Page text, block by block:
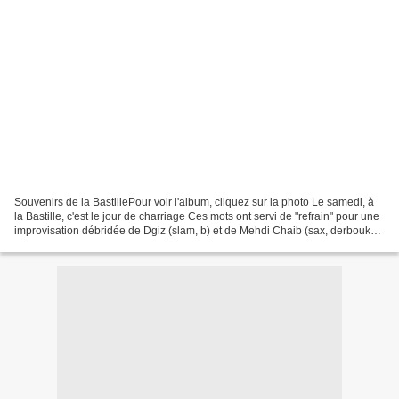
Souvenirs de la BastillePour voir l'album, cliquez sur la photo Le samedi, à
la Bastille, c'est le jour de charriage Ces mots ont servi de "refrain" pour une
improvisation débridée de Dgiz (slam, b) et de Mehdi Chaib (sax, derbouka)